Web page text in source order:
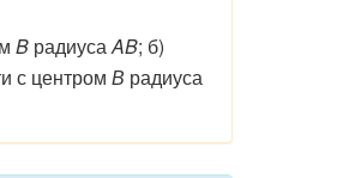
B радиусаAB; б)
с центром В радиуса